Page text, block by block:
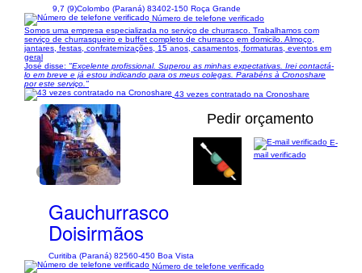
9,7 (9)Colombo (Paraná) 83402-150 Roça Grande
Número de telefone verificado
Somos uma empresa especializada no serviço de churrasco. Trabalhamos com
serviço de churrasqueiro e buffet completo de churrasco em domicilo. Almoço,
jantares, festas, confraternizações, 15 anos, casamentos, formaturas, eventos em
geral
José disse: "Excelente profissional. Superou as minhas expectativas. Irei contactá-
lo em breve e já estou indicando para os meus colegas. Parabéns à Cronoshare
por este serviço."
43 vezes contratado na Cronoshare
1/8
Pedir orçamento
Gauchurrasco
Doisirmãos
Curitiba (Paraná) 82560-450 Boa Vista
E-
mail verificado
Número de telefone verificado